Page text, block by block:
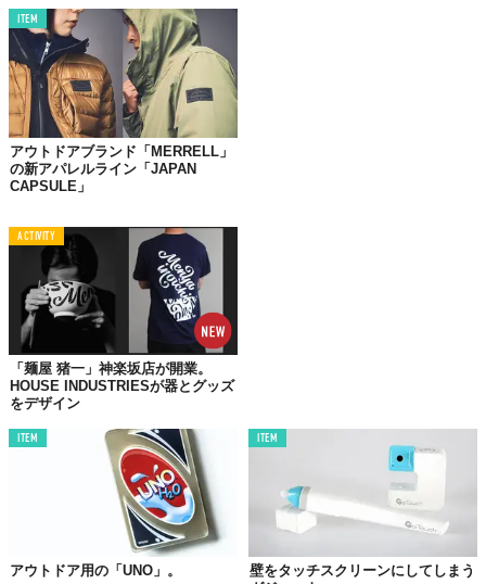
うなワイルドカードのみ。
そこに、手持ちカードのトレード
ルールも加わった新感覚ウノ。どんどん出せて、スピーディーか
つ スリリングな展開を楽しむことができる。
ITEM
アウトドアブランド「MERRELL」
の新アパレルライン「JAPAN
CAPSULE」
ACTIVITY
「麺屋 猪一」神楽坂店が開業。
HOUSE INDUSTRIESが器とグッズ
をデザイン
ITEM
アウトドア用の「UNO」。
ITEM
壁をタッチスクリーンにしてしまう